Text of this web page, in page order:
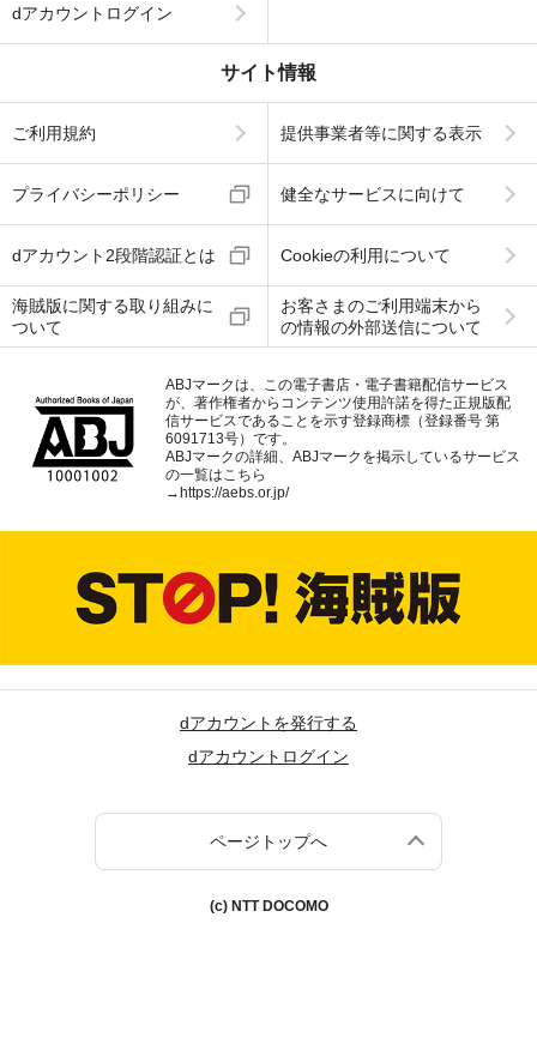
dアカウントログイン
サイト情報
ご利用規約 提供事業者等に関する表示
プライバシーポリシー 健全なサービスに向けて
dアカウント2段階認証とは Cookieの利用について
海賊版に関する取り組みに
ついて
お客さまのご利用端末から
の情報の外部送信について
ABJマークは、この電子書店・電子書籍配信サービス
が、著作権者からコンテンツ使用許諾を得た正規版配
信サービスであることを示す登録商標（登録番号 第
6091713号）です。
ABJマークの詳細、ABJマークを掲示しているサービス
の一覧はこちら
→https://aebs.or.jp/
dアカウントを発行する
dアカウントログイン
ページトップへ
(c) NTT DOCOMO